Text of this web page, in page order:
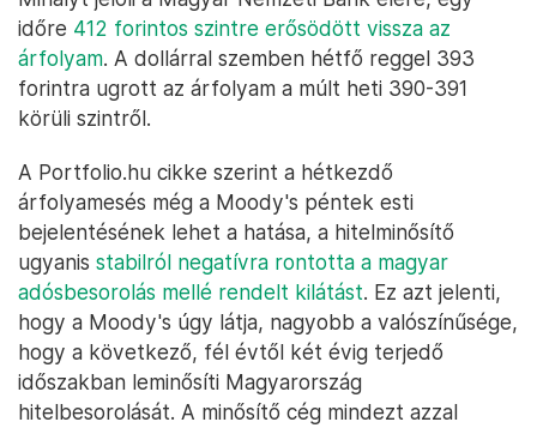
időre 412 forintos szintre erősödött vissza az
árfolyam. A dollárral szemben hétfő reggel 393
forintra ugrott az árfolyam a múlt heti 390-391
körüli szintről.
A Portfolio.hu cikke szerint a hétkezdő
árfolyamesés még a Moody's péntek esti
bejelentésének lehet a hatása, a hitelminősítő
ugyanis stabilról negatívra rontotta a magyar
adósbesorolás mellé rendelt kilátást. Ez azt jelenti,
hogy a Moody's úgy látja, nagyobb a valószínűsége,
hogy a következő, fél évtől két évig terjedő
időszakban leminősíti Magyarország
hitelbesorolását. A minősítő cég mindezt azzal